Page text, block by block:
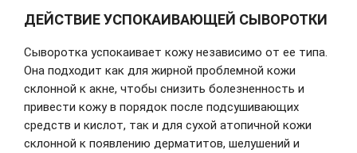
ДЕЙСТВИЕ УСПОКАИВАЮЩЕЙ СЫВОРОТКИ
Сыворотка успокаивает кожу независимо от ее типа.
Она подходит как для жирной проблемной кожи
склонной к акне, чтобы снизить болезненность и
привести кожу в порядок после подсушивающих
средств и кислот, так и для сухой атопичной кожи
склонной к появлению дерматитов, шелушений и